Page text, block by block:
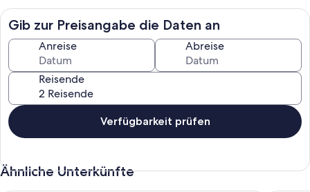
Wohlbefinden ausgerichtet. Im modernen Wohnzimmer stehen
Ihnen ein Sofa, komfortable Sessel, ein Fernseher und ein Radio zur
Verfügung – so können Sie erholsame Abende drinnen verbringen.
In der voll ausgestatteten Küche finden Sie unter anderem einen 4-
Platten-Herd, Kühlschrank, Gefrierfach, Mikrowelle,
Kaffeemaschine, Toaster und Wasserkocher, wodurch sich die
Zubereitung aller Mahlzeiten problemlos gestalten lässt. Die Küche
ist offen in den Wohnbereich integriert und ermöglicht geselliges
Beisammensein.
Das Badezimmer ist ausgestattet mit WC, Dusche und bietet
angenehme Temperaturen. Für Familien mit Kleinkindern stehen ein
Gib zur Preisangabe die Daten an
Anreise Abreise
Reisende
Verfügbarkeit prüfen
Ähnliche Unterkünfte